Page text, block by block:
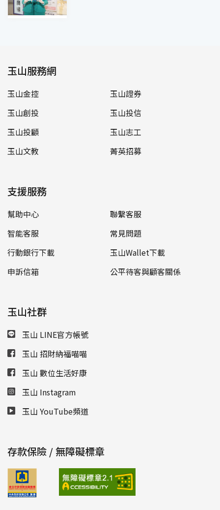
玉山服務網
玉山金控
玉山證券
玉山創投
玉山投信
玉山投顧
玉山志工
玉山文教
菁英招募
支援服務
幫助中心
聯繫客服
智能客服
常見問題
行動銀行下載
玉山Wallet下載
申訴信箱
公平待客與顧客關係
玉山社群
玉山 LINE官方帳號
玉山 招財納福喵喵
玉山 數位生活好康
玉山 Instagram
玉山 YouTube頻道
存款保險 / 無障礙標章